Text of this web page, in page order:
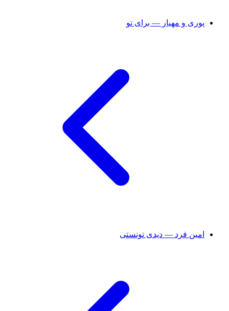
پوری و مهیار — برای تو
امین فرد — دیدی تونستی